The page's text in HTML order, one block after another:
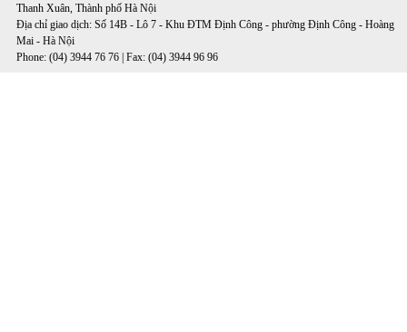
Thanh Xuân, Thành phố Hà Nội
Địa chỉ giao dịch: Số 14B - Lô 7 - Khu ĐTM Định Công - phường Định Công - Hoàng
Mai - Hà Nội
Phone: (04) 3944 76 76 | Fax: (04) 3944 96 96